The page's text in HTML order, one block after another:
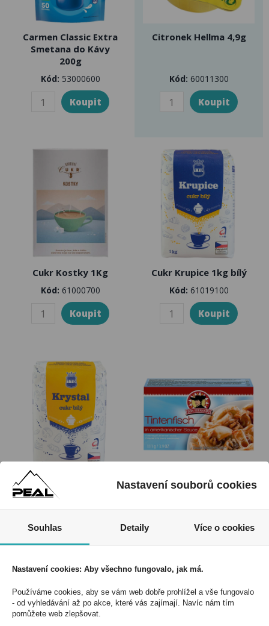
Carmen Classic Extra
Smetana do Kávy
200g
Kód: 53000600
Citronek Hellma 4,9g
Kód: 60011300
Cukr Kostky 1Kg
Kód: 61000700
Cukr Krupice 1kg bílý
Kód: 61019100
Cukr Krystal 1Kg
Kód:61000800
Don Fernando
60063100
Nastavení souborů cookies
Souhlas Detaily Více o cookies
Nastavení cookies: Aby všechno fungovalo, jak má.
Používáme cookies, aby se vám web dobře prohlížel a vše fungovalo
- od vyhledávání až po akce, které vás zajímají. Navíc nám tím
pomůžete web zlepšovat.